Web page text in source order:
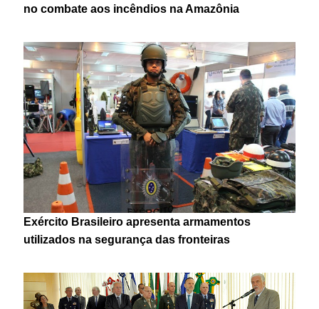
no combate aos incêndios na Amazônia
Exército Brasileiro apresenta armamentos
utilizados na segurança das fronteiras